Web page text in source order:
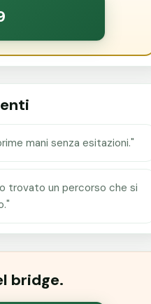
mani senza esitazioni."
trovato un percorso che si
bridge.